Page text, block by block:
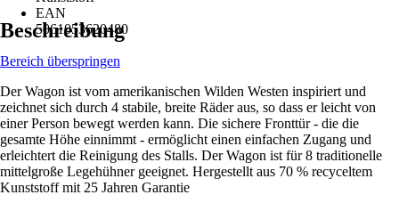
EAN
5061053620480
Beschreibung
Bereich überspringen
Der Wagon ist vom amerikanischen Wilden Westen inspiriert und
zeichnet sich durch 4 stabile, breite Räder aus, so dass er leicht von
einer Person bewegt werden kann. Die sichere Fronttür - die die
gesamte Höhe einnimmt - ermöglicht einen einfachen Zugang und
erleichtert die Reinigung des Stalls. Der Wagon ist für 8 traditionelle
mittelgroße Legehühner geeignet. Hergestellt aus 70 % recyceltem
Kunststoff mit 25 Jahren Garantie